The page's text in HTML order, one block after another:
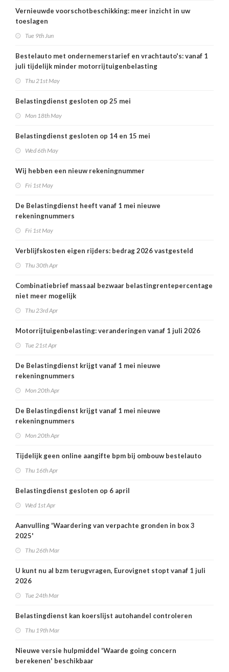
Vernieuwde voorschotbeschikking: meer inzicht in uw
toeslagen
Tue 9th Jun
Bestelauto met ondernemerstarief en vrachtauto's: vanaf 1
juli tijdelijk minder motorrijtuigenbelasting
Thu 21st May
Belastingdienst gesloten op 25 mei
Mon 18th May
Belastingdienst gesloten op 14 en 15 mei
Wed 6th May
Wij hebben een nieuw rekeningnummer
Fri 1st May
De Belastingdienst heeft vanaf 1 mei nieuwe
rekeningnummers
Fri 1st May
Verblijfskosten eigen rijders: bedrag 2026 vastgesteld
Thu 30th Apr
Combinatiebrief massaal bezwaar belastingrentepercentage
niet meer mogelijk
Thu 23rd Apr
Motorrijtuigenbelasting: veranderingen vanaf 1 juli 2026
Tue 21st Apr
De Belastingdienst krijgt vanaf 1 mei nieuwe
rekeningnummers
Mon 20th Apr
De Belastingdienst krijgt vanaf 1 mei nieuwe
rekeningnummers
Mon 20th Apr
Tijdelijk geen online aangifte bpm bij ombouw bestelauto
Thu 16th Apr
Belastingdienst gesloten op 6 april
Wed 1st Apr
Aanvulling 'Waardering van verpachte gronden in box 3
2025'
Thu 26th Mar
U kunt nu al bzm terugvragen, Eurovignet stopt vanaf 1 juli
2026
Tue 24th Mar
Belastingdienst kan koerslijst autohandel controleren
Thu 19th Mar
Nieuwe versie hulpmiddel 'Waarde going concern
berekenen' beschikbaar